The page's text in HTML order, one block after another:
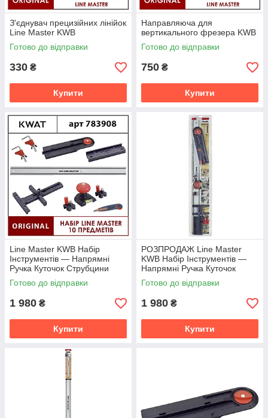
З'єднувач прецизійних лінійок
Line Master KWB
Готово до відправки
330 ₴
Купити
Направляюча для
вертикального фрезера KWB
Готово до відправки
750 ₴
Купити
Line Master KWB Набір
Інструментів — Напрямні
Ручка Куточок Струбцини
Лінійка 800 мм
Готово до відправки
1 980 ₴
Купити
РОЗПРОДАЖ Line Master
KWB Набір Інструментів —
Напрямні Ручка Куточок
Струбцини Лінійка 800 мм
ПОШКОДЖЕНЕ ПАКУВАННЯ
Готово до відправки
1 980 ₴
Купити